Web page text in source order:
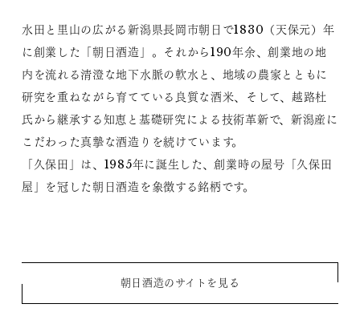
水田と里山の広がる新潟県長岡市朝日で1830（天保元）年
に創業した「朝日酒造」。それから190年余、創業地の地
内を流れる清澄な地下水脈の軟水と、地域の農家とともに
研究を重ねながら育てている良質な酒米、そして、越路杜
氏から継承する知恵と基礎研究による技術革新で、新潟産に
こだわった真摯な酒造りを続けています。
「久保田」は、1985年に誕生した、創業時の屋号「久保田
屋」を冠した朝日酒造を象徴する銘柄です。
朝日酒造のサイトを見る